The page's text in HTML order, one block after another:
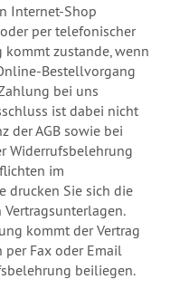
Internet-Shop
per telefonischer
zustande, wenn
Bestellvorgang
bei uns
ist dabei nicht
der AGB sowie bei
Widerrufsbelehrung
im
drucken Sie sich die
Vertragsunterlagen.
kommt der Vertrag
per Fax oder Email
beiliegen.